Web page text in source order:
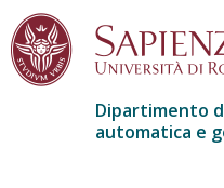
Dipartimento
automatica e